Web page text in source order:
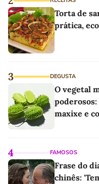
Torta de
prática,
3 DEGUSTA
O vegetal
maxixe e
4 FAMOSOS
Frase do
chinês: